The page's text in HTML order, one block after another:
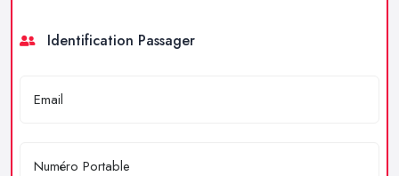
Identification Passager